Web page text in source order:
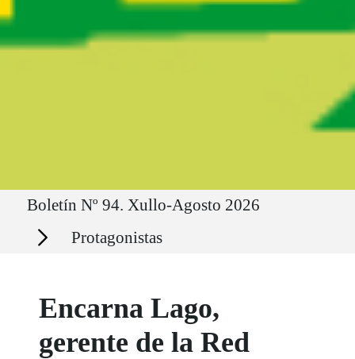
Ruta del sitio
Boletín Nº 94. Xullo-Agosto 2026
Secciones Protagonistas
Encarna Lago,
gerente de la Red